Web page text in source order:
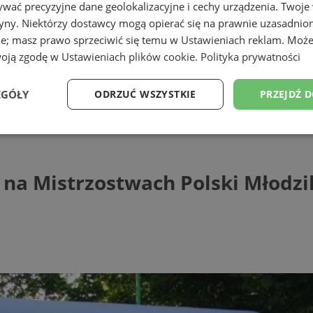
Polski Młodzików w
na Mistrzostwach Polski
precyzyjne dane geolokalizacyjne i cechy urządzenia.
Niektórzy dostawcy mogą opierać się na prawnie
masz prawo sprzeciwić się temu w Ustawieniach reklam.
zgodę w Ustawieniach plików cookie. Polityka prywatności
PRZEJDŹ
ODRZUĆ WSZYSTKIE
Wydajność Targetowanie Funkcjonalność
niezbędnych plików cookie nie można prawidłowo korzystać ze strony
Provider /
Domena
Okres
przechowywania